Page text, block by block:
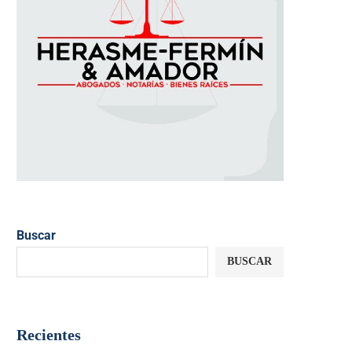
Buscar
BUSCAR
Recientes